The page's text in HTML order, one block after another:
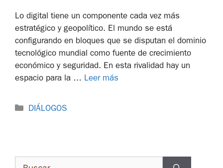
Lo digital tiene un componente cada vez más
estratégico y geopolítico. El mundo se está
configurando en bloques que se disputan el dominio
tecnológico mundial como fuente de crecimiento
económico y seguridad. En esta rivalidad hay un
espacio para la … Leer más
DIÁLOGOS